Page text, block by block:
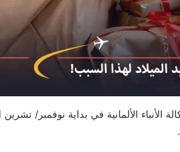
الأنباء الألمانية في بداية نوفمبر/ تشرين